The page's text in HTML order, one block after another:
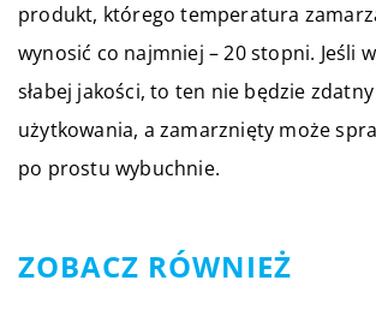
produkt, którego temperatura
wynosić co najmniej – 20 stopni. Jeśli
słabej jakości, to ten nie będzie
użytkowania, a zamarznięty może
po prostu wybuchnie.
ZOBACZ RÓWNIEŻ